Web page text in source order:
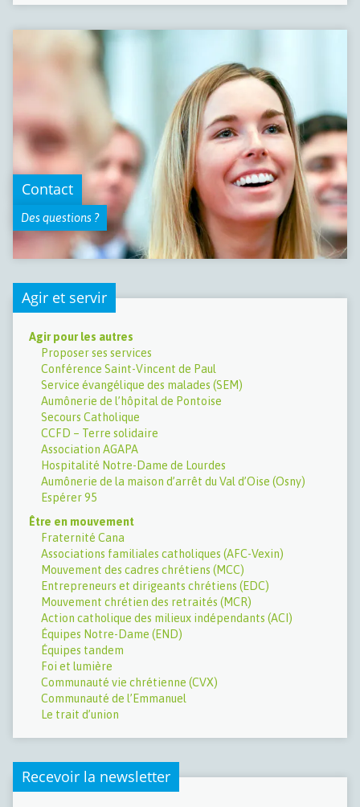
Contact
Des questions ?
Agir et servir
Agir pour les autres
Proposer ses services
Conférence Saint-Vincent de Paul
Service évangélique des malades (SEM)
Aumônerie de l’hôpital de Pontoise
Secours Catholique
CCFD – Terre solidaire
Association AGAPA
Hospitalité Notre-Dame de Lourdes
Aumônerie de la maison d’arrêt du Val d’Oise (Osny)
Espérer 95
Être en mouvement
Fraternité Cana
Associations familiales catholiques (AFC-Vexin)
Mouvement des cadres chrétiens (MCC)
Entrepreneurs et dirigeants chrétiens (EDC)
Mouvement chrétien des retraités (MCR)
Action catholique des milieux indépendants (ACI)
Équipes Notre-Dame (END)
Équipes tandem
Foi et lumière
Communauté vie chrétienne (CVX)
Communauté de l’Emmanuel
Le trait d’union
Recevoir la newsletter